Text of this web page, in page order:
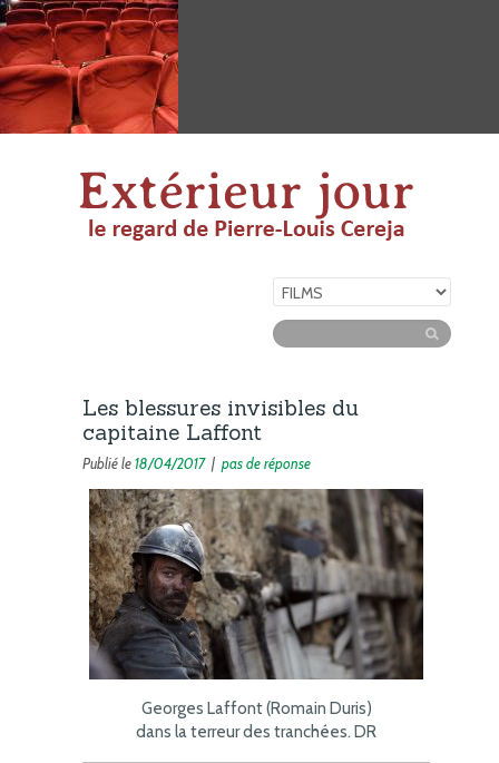
Les blessures invisibles du
capitaine Laffont
Publié le18/04/2017| pas de réponse
Georges Laffont (Romain Duris)
dans la terreur des tranchées. DR